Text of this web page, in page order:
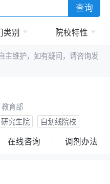
查询
类别 院校特性
主维护，如有疑问，请咨询发
教育部
研究生院 自划线院校
在线咨询 调剂办法